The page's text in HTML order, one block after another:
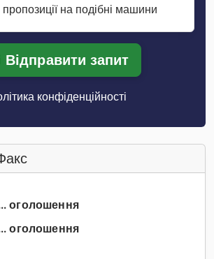
на подібні машини
Відправити запит
конфіденційності
оголошення
оголошення